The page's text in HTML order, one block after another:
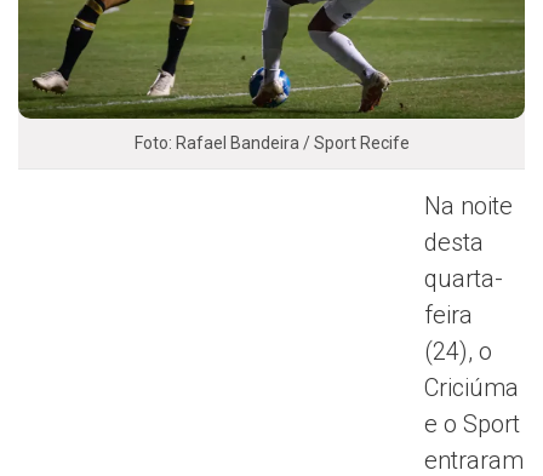
Foto: Rafael Bandeira / Sport Recife
Na noite
desta
quarta-
feira
(24), o
Criciúma
e o Sport
entraram